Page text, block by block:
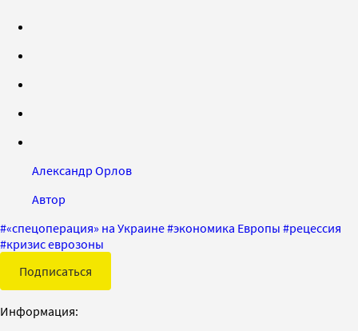
Александр Орлов
Автор
#«спецоперация» на Украине#экономика Европы #рецессия
#кризис еврозоны
Подписаться
Информация: